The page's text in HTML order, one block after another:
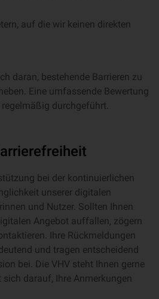
auf die wir keinen direkten
daran, bestehende Barrieren zu
Eine umfassende Bewertung
durchgeführt.
bei der kontinuierlichen
unserer digitalen
und Nutzer. Sollten Ihnen
Angebot auffallen, zögern
Ihre Rückmeldungen
und tragen entscheidend
bei. Die VHV steht Ihnen gerne
darauf, Ihre Anmerkungen